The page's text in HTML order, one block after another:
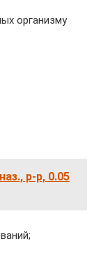
организму
р-р, 0.05